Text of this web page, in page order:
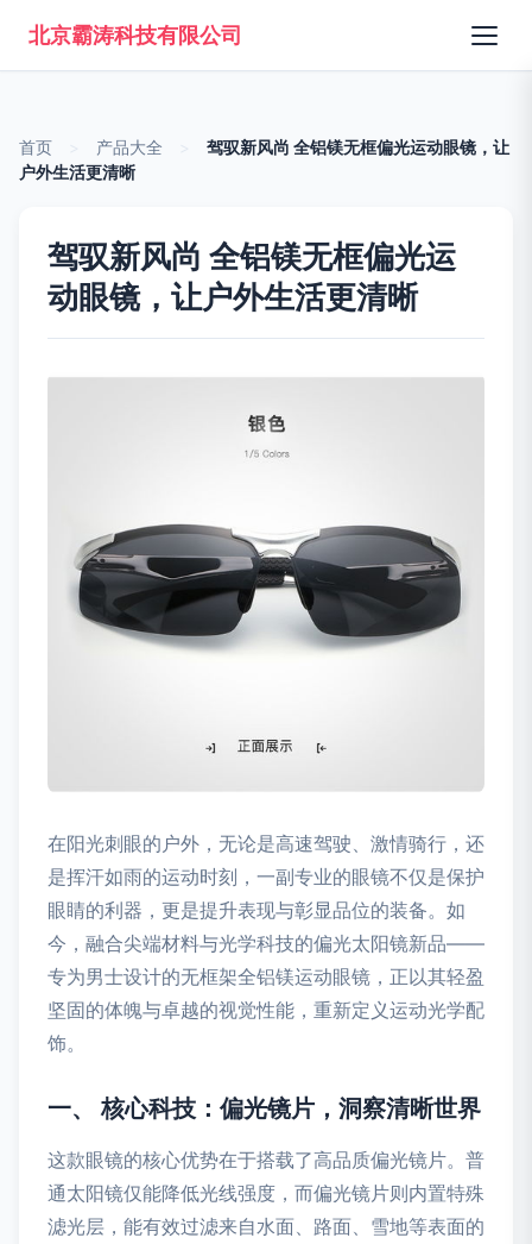
北京霸涛科技有限公司
首页 产品大全
驾驭新风尚 全铝镁无框偏光运动眼镜，让
户外生活更清晰
驾驭新风尚 全铝镁无框偏光运
动眼镜，让户外生活更清晰
在阳光刺眼的户外，无论是高速驾驶、激情骑行，还
是挥汗如雨的运动时刻，一副专业的眼镜不仅是保护
眼睛的利器，更是提升表现与彰显品位的装备。如
今，融合尖端材料与光学科技的偏光太阳镜新品——
专为男士设计的无框架全铝镁运动眼镜，正以其轻盈
坚固的体魄与卓越的视觉性能，重新定义运动光学配
饰。
一、 核心科技：偏光镜片，洞察清晰世界
这款眼镜的核心优势在于搭载了高品质偏光镜片。普
通太阳镜仅能降低光线强度，而偏光镜片则内置特殊
滤光层，能有效过滤来自水面、路面、雪地等表面的